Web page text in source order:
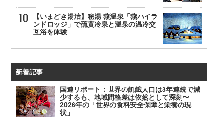
【いまどき湯治】秘湯 燕温泉「燕ハイラ
ンドロッジ」で硫黄冷泉と温泉の温冷交
互浴を体験
新着記事
国連リポート：世界の飢餓人口は3年連続で減
少するも、地域間格差は依然として深刻〜
2026年の「世界の食料安全保障と栄養の現
状」